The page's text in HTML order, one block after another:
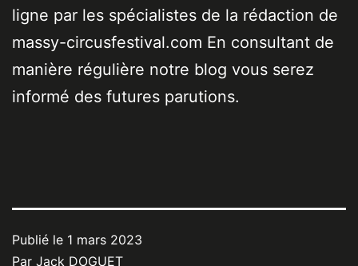
ligne par les spécialistes de la rédaction de
massy-circusfestival.com En consultant de
manière régulière notre blog vous serez
informé des futures parutions.
Publié le 1 mars 2023
Par Jack DOGUET